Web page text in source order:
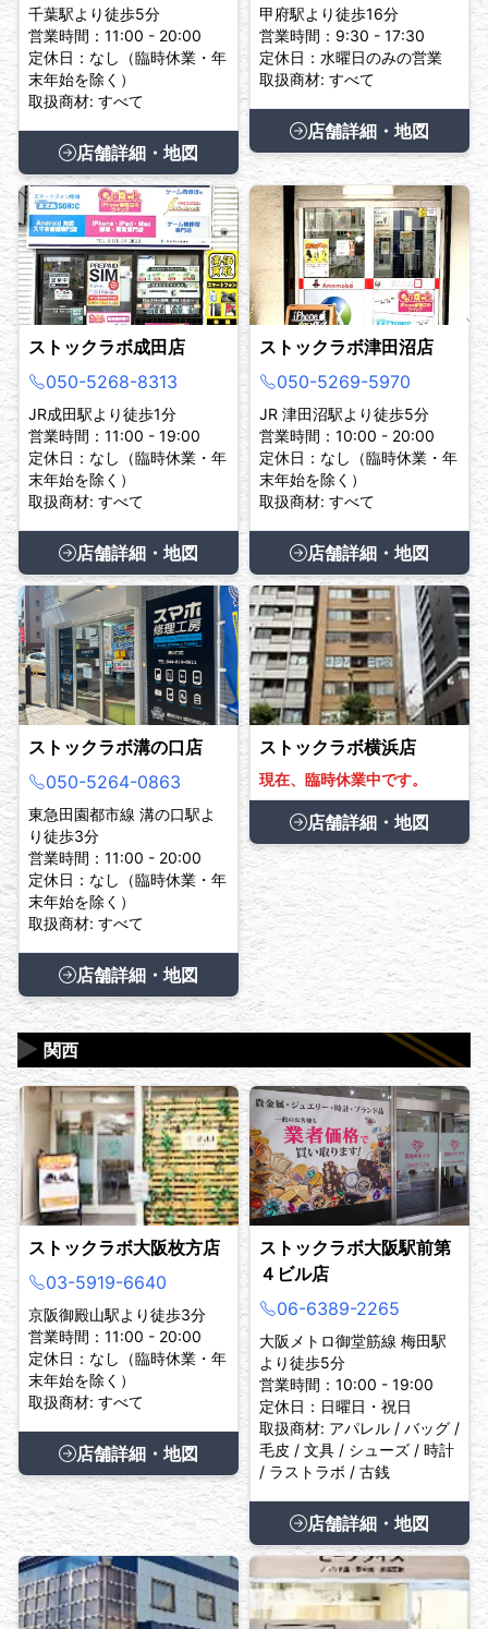
千葉駅より徒歩5分
営業時間：11:00 - 20:00
定休日：なし（臨時休業・年
末年始を除く）
取扱商材: すべて
店舗詳細・地図
甲府駅より徒歩16分
営業時間：9:30 - 17:30
定休日：水曜日のみの営業
取扱商材: すべて
店舗詳細・地図
ストックラボ成田店
050-5268-8313
JR成田駅より徒歩1分
営業時間：11:00 - 19:00
定休日：なし（臨時休業・年
末年始を除く）
取扱商材: すべて
店舗詳細・地図
ストックラボ津田沼店
050-5269-5970
JR 津田沼駅より徒歩5分
営業時間：10:00 - 20:00
定休日：なし（臨時休業・年
末年始を除く）
取扱商材: すべて
店舗詳細・地図
ストックラボ溝の口店
050-5264-0863
東急田園都市線 溝の口駅よ
り徒歩3分
営業時間：11:00 - 20:00
定休日：なし（臨時休業・年
末年始を除く）
取扱商材: すべて
店舗詳細・地図
ストックラボ横浜店
現在、臨時休業中です。
店舗詳細・地図
関西
▶
ストックラボ大阪枚方店
03-5919-6640
京阪御殿山駅より徒歩3分
営業時間：11:00 - 20:00
定休日：なし（臨時休業・年
末年始を除く）
取扱商材: すべて
店舗詳細・地図
ストックラボ大阪駅前第
４ビル店
06-6389-2265
大阪メトロ御堂筋線 梅田駅
より徒歩5分
営業時間：10:00 - 19:00
定休日：日曜日・祝日
取扱商材: アパレル / バッグ /
毛皮 / 文具 / シューズ / 時計
/ ラストラボ / 古銭
店舗詳細・地図